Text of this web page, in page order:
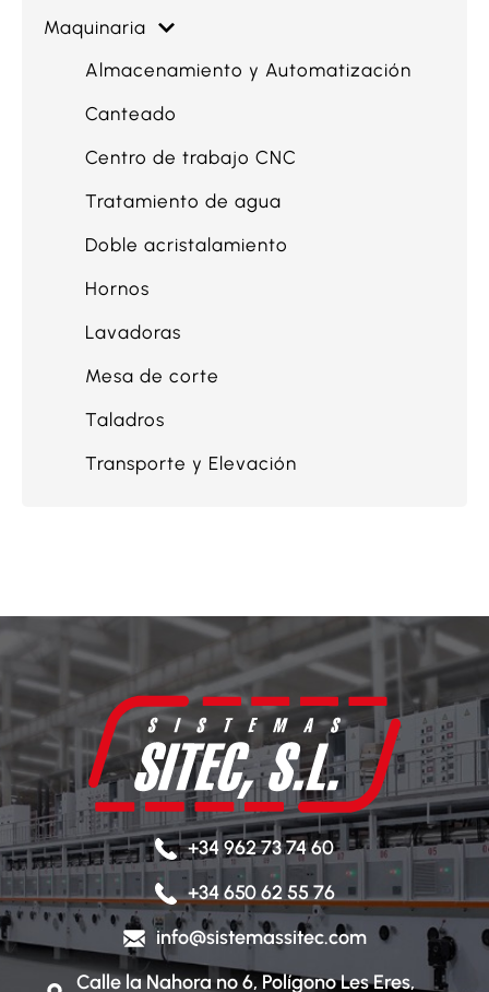
Maquinaria
Almacenamiento y Automatización
Canteado
Centro de trabajo CNC
Tratamiento de agua
Doble acristalamiento
Hornos
Lavadoras
Mesa de corte
Taladros
Transporte y Elevación
+34 962 73 74 60
+34 650 62 55 76
info@sistemassitec.com
Calle la Nahora nº 6, Polígono Les Eres,